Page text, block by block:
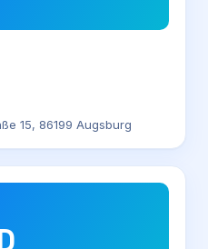
15, 86199 Augsburg